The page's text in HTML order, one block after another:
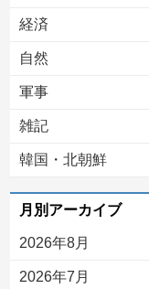
経済
自然
軍事
雑記
韓国・北朝鮮
月別アーカイブ
2026年8月
2026年7月